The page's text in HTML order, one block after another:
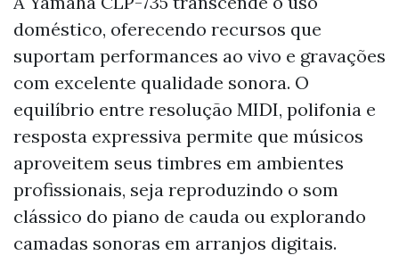
doméstico, oferecendo recursos que
suportam performances ao vivo e gravações
com excelente qualidade sonora. O
equilíbrio entre resolução MIDI, polifonia e
resposta expressiva permite que músicos
aproveitem seus timbres em ambientes
profissionais, seja reproduzindo o som
clássico do piano de cauda ou explorando
camadas sonoras em arranjos digitais.